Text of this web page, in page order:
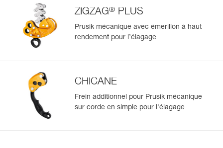
ZIGZAG® PLUS
Prusik mécanique avec émerillon à haut
rendement pour l’élagage
CHICANE
Frein additionnel pour Prusik mécanique
sur corde en simple pour l'élagage